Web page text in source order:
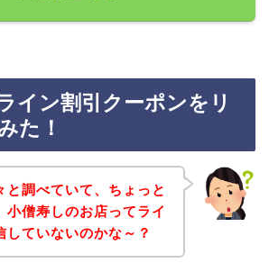
イン割引クーポンをリ
た！
と調べていて、ちょっと
小僧寿しのお店ってライ
していないのかな～？